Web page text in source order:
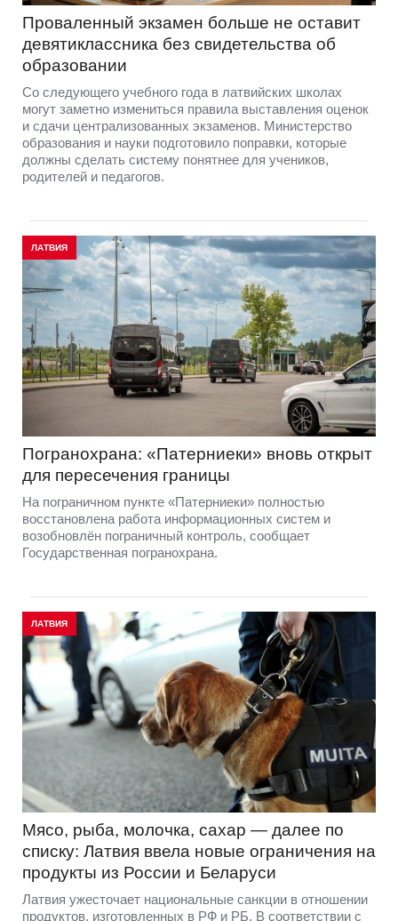
Проваленный экзамен больше не оставит
девятиклассника без свидетельства об
образовании
Со следующего учебного года в латвийских школах
могут заметно измениться правила выставления оценок
и сдачи централизованных экзаменов. Министерство
образования и науки подготовило поправки, которые
должны сделать систему понятнее для учеников,
родителей и педагогов.
ЛАТВИЯ
Погранохрана: «Патерниеки» вновь открыт
для пересечения границы
На пограничном пункте «Патерниеки» полностью
восстановлена работа информационных систем и
возобновлён пограничный контроль, сообщает
Государственная погранохрана.
ЛАТВИЯ
Мясо, рыба, молочка, сахар — далее по
списку: Латвия ввела новые ограничения на
продукты из России и Беларуси
Латвия ужесточает национальные санкции в отношении
продуктов, изготовленных в РФ и РБ. В соответствии с